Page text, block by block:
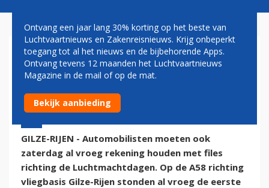
DRUKTE VERWACHT OP
LUCHTMACHTDAGEN
21 juni 2014 - 9:38
GILZE-RIJEN - Automobilisten moeten ook
zaterdag al vroeg rekening houden met files
richting de Luchtmachtdagen. Op de A58 richting
vliegbasis Gilze-Rijen stonden al vroeg de eerste
Ontvang een jaar lang 30% korting op het beste van
Luchtvaartnieuws en Zakenreisnieuws. Krijg onbeperkt
toegang tot al het nieuws en de bijbehorende Apps.
Ontvang tevens 12 maanden het Luchtvaartnieuws
Magazine in de mail of op de mat.
Bekijk aanbieding